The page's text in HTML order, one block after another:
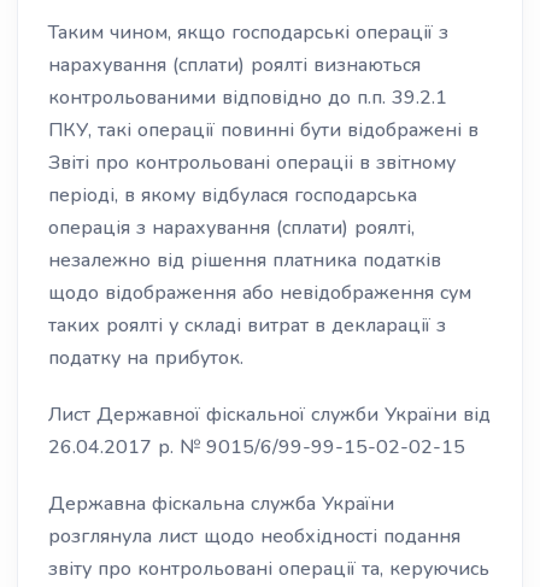
Таким чином, якщо господарські операції з
нарахування (сплати) роялті визнаються
контрольованими відповідно до п.п. 39.2.1
ПКУ, такі операції повинні бути відображені в
Звіті про контрольовані операціі в звітному
періоді, в якому відбулася господарська
операція з нарахування (сплати) роялті,
незалежно від рішення платника податків
щодо відображення або невідображення сум
таких роялті у складі витрат в декларації з
податку на прибуток.
Лист Державної фіскальної служби України від
26.04.2017 р. № 9015/6/99-99-15-02-02-15
Державна фіскальна служба України
розглянула лист щодо необхідності подання
звіту про контрольовані операції та, керуючись